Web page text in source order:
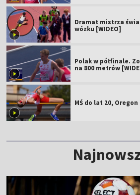
Dramat mistrza
wózku [WIDEO]
Polak w półfinale.
na 800 metrów
MŚ do lat 20, Oregon